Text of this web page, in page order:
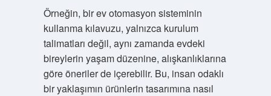
Örneğin, bir ev otomasyon sisteminin
kullanma kılavuzu, yalnızca kurulum
talimatları değil, aynı zamanda evdeki
bireylerin yaşam düzenine, alışkanlıklarına
göre öneriler de içerebilir. Bu, insan odaklı
bir yaklaşımın ürünlerin tasarımına nasıl